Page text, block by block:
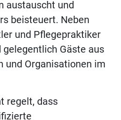
austauscht und
beisteuert. Neben
und Pflegepraktiker
Gäste aus
und Organisationen im
regelt, dass